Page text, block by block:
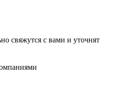
свяжутся с вами и уточнят